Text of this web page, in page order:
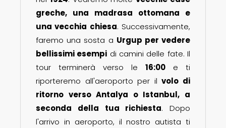
greche, una madrasa ottomana e
una vecchia chiesa. Successivamente,
faremo una sosta a Urgup per vedere
bellissimi esempi di camini delle fate. Il
tour terminerà verso le 16:00 e ti
riporteremo all'aeroporto per ilvolo di
ritorno verso Antalya o Istanbul, a
seconda della tua richiesta. Dopo
l'arrivo in aeroporto, il nostro autista ti